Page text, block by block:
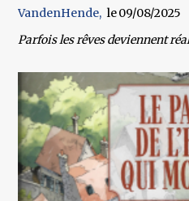
VandenHende
09/08/2025
Parfois les rêves deviennent